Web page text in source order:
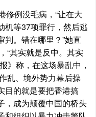
修例没毛病，“让在大
机等37项罪行，然后逃
。错在哪里？”她直
“其实就是反中。其实
》称，在这场暴乱中，
乱、境外势力幕后操
目的就是要把香港搞
，成为颠覆中国的桥头